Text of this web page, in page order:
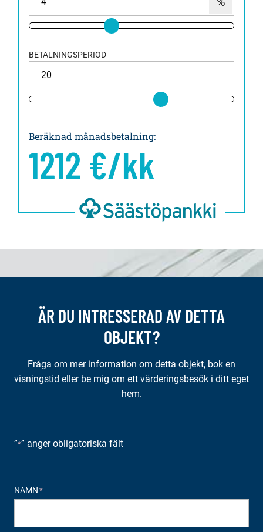
BETALNINGSPERIOD
Beräknad månadsbetalning:
1212 €/kk
ÄR DU INTRESSERAD AV DETTA
OBJEKT?
Fråga om mer information om detta objekt, bok en
visningstid eller be mig om ett värderingsbesök i ditt eget
hem.
”*” anger obligatoriska fält
NAMN *